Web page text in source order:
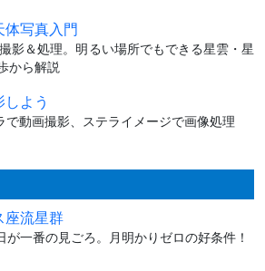
体写真入門
影＆処理。明るい場所でもできる星雲・星
から解説
よう
で動画撮影、ステライメージで画像処理
座流星群
が一番の見ごろ。月明かりゼロの好条件！